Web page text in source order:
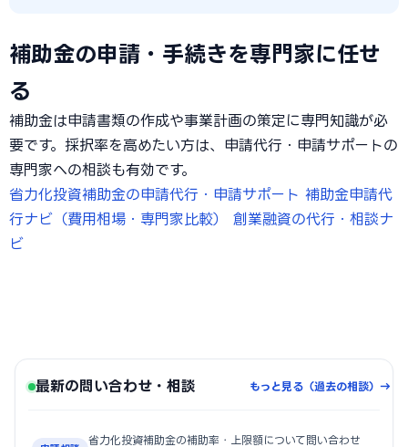
補助金の申請・手続きを専門家に任せ
る
補助金は申請書類の作成や事業計画の策定に専門知識が必
要です。採択率を高めたい方は、申請代行・申請サポートの
専門家への相談も有効です。
省力化投資補助金の申請代行・申請サポート 補助金申請代
行ナビ（費用相場・専門家比較）
創業融資の代行・相談ナ
ビ
最新の問い合わせ・相談 もっと見る（過去の相談）→
省力化投資補助金の補助率・上限額について問い合わせ